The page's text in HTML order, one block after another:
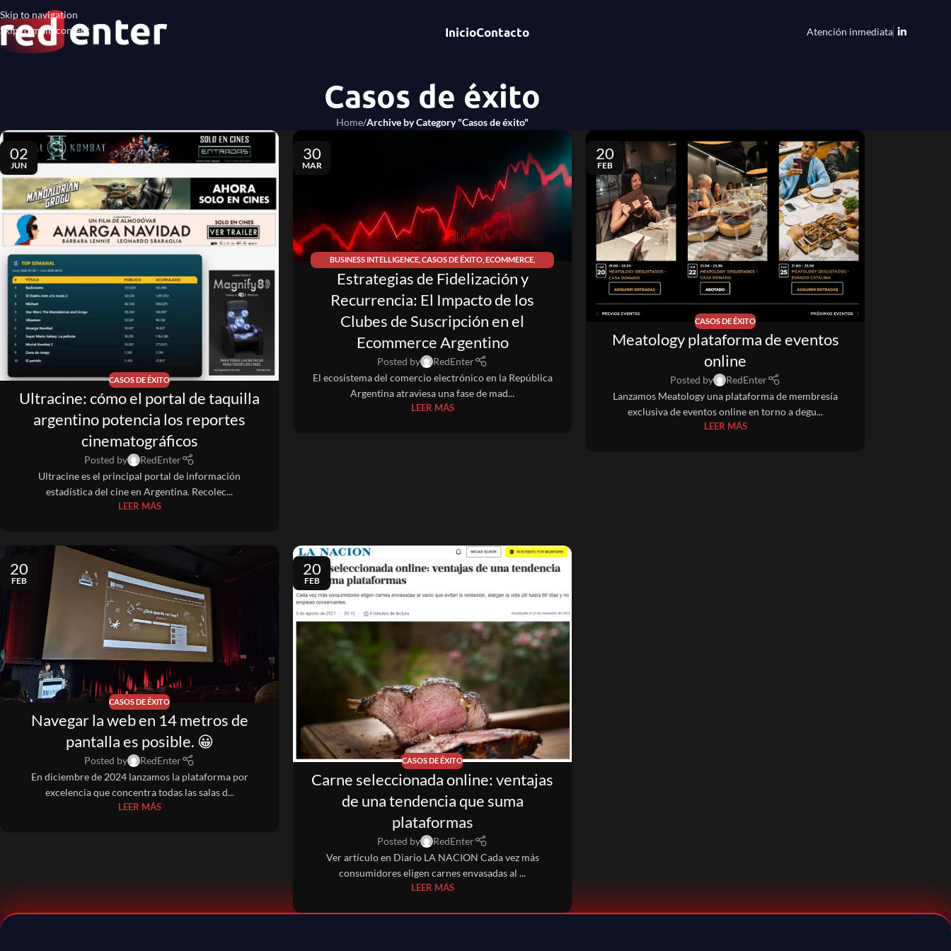
Skip to navigation
Skip to main content
InicioContacto Atención inmediata
Casos de éxito
Home/Archive by Category "Casos de éxito"
02
JUN
CASOS DE ÉXITO
Ultracine: cómo el portal de taquilla
argentino potencia los reportes
cinematográficos
Posted by
RedEnter
Ultracine es el principal portal de información
estadística del cine en Argentina. Recolec...
LEER MÁS
30
MAR
BUSINESS INTELLIGENCE CASOS DE ÉXITO ECOMMERCE
MARKETING
Estrategias de Fidelización y
Recurrencia: El Impacto de los
Clubes de Suscripción en el
Ecommerce Argentino
Posted by
RedEnter
El ecosistema del comercio electrónico en la República
Argentina atraviesa una fase de mad...
LEER MÁS
20
FEB
CASOS DE ÉXITO
Meatology plataforma de eventos
online
Posted by
RedEnter
Lanzamos Meatology una plataforma de membresía
exclusiva de eventos online en torno a degu...
LEER MÁS
20
FEB
CASOS DE ÉXITO
Navegar la web en 14 metros de
pantalla es posible. 😀
Posted by
RedEnter
En diciembre de 2024 lanzamos la plataforma por
excelencia que concentra todas las salas d...
LEER MÁS
20
FEB
CASOS DE ÉXITO
Carne seleccionada online: ventajas
de una tendencia que suma
plataformas
Posted by
RedEnter
Ver artículo en Diario LA NACION Cada vez más
consumidores eligen carnes envasadas al ...
LEER MÁS